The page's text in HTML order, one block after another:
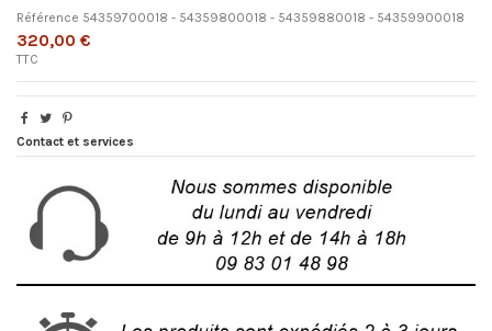
Référence 54359700018 - 54359800018 - 54359880018 - 54359900018
320,00 €
TTC
Contact et services